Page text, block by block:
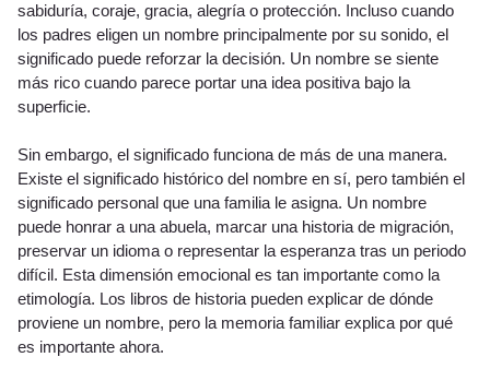
sabiduría, coraje, gracia, alegría o protección. Incluso cuando
los padres eligen un nombre principalmente por su sonido, el
significado puede reforzar la decisión. Un nombre se siente
más rico cuando parece portar una idea positiva bajo la
superficie.
Sin embargo, el significado funciona de más de una manera.
Existe el significado histórico del nombre en sí, pero también el
significado personal que una familia le asigna. Un nombre
puede honrar a una abuela, marcar una historia de migración,
preservar un idioma o representar la esperanza tras un periodo
difícil. Esta dimensión emocional es tan importante como la
etimología. Los libros de historia pueden explicar de dónde
proviene un nombre, pero la memoria familiar explica por qué
es importante ahora.